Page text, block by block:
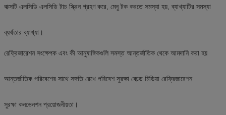
বাক্সটি এলসিডি এলসিডি টাচ স্ক্রিন গ্রহণ করে, মেনু টক করতে সমস্যা হয়, ব্যাখ্যাটির সমস্যা
ব্যর্থতার ব্যাখ্যা।
রেফ্রিজারেশন সংক্ষেপক এবং কী আনুষাঙ্গিকগুলি সমস্ত আন্তর্জাতিক থেকে আমদানি করা হয়
আন্তর্জাতিক পরিবেশের সাথে সঙ্গতি রেখে পরিবেশ সুরক্ষা কোল্ড মিডিয়া রেফ্রিজারেশন
সুরক্ষা কনভেনশন প্রয়োজনীয়তা।